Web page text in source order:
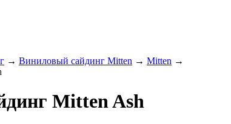
→ Виниловый сайдинг Mitten → Mitten →
Mitten Ash